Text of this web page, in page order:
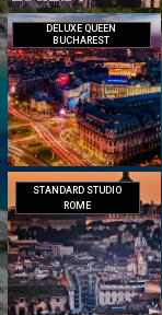
STANDARD STUDIO
ROME
DELUXE QUEEN
BUCHAREST